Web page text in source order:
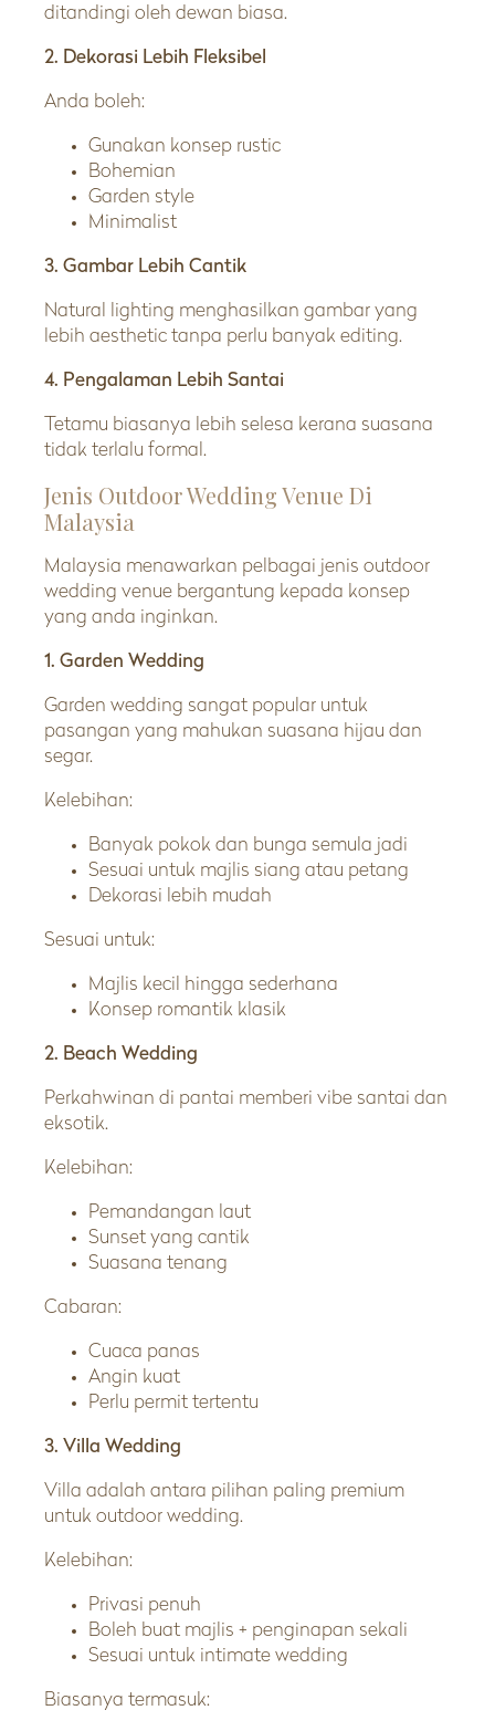
ditandingi oleh dewan biasa.
2. Dekorasi Lebih Fleksibel
Anda boleh:
Gunakan konsep rustic
Bohemian
Garden style
Minimalist
3. Gambar Lebih Cantik
Natural lighting menghasilkan gambar yang
lebih aesthetic tanpa perlu banyak editing.
4. Pengalaman Lebih Santai
Tetamu biasanya lebih selesa kerana suasana
tidak terlalu formal.
Jenis Outdoor Wedding Venue Di
Malaysia
Malaysia menawarkan pelbagai jenis outdoor
wedding venue bergantung kepada konsep
yang anda inginkan.
1. Garden Wedding
Garden wedding sangat popular untuk
pasangan yang mahukan suasana hijau dan
segar.
Kelebihan:
Banyak pokok dan bunga semula jadi
Sesuai untuk majlis siang atau petang
Dekorasi lebih mudah
Sesuai untuk:
Majlis kecil hingga sederhana
Konsep romantik klasik
2. Beach Wedding
Perkahwinan di pantai memberi vibe santai dan
eksotik.
Kelebihan:
Pemandangan laut
Sunset yang cantik
Suasana tenang
Cabaran:
Cuaca panas
Angin kuat
Perlu permit tertentu
3. Villa Wedding
Villa adalah antara pilihan paling premium
untuk outdoor wedding.
Kelebihan:
Privasi penuh
Boleh buat majlis + penginapan sekali
Sesuai untuk intimate wedding
Biasanya termasuk: